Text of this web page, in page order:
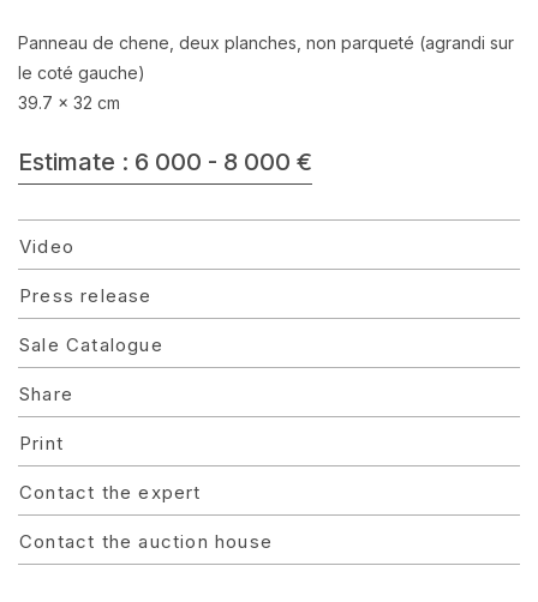
Panneau de chene, deux planches, non parqueté (agrandi sur
le coté gauche)
39.7 x 32 cm
Estimate : 6 000 - 8 000 €
Video
Press release
Sale Catalogue
Share
Print
Contact the expert
Contact the auction house